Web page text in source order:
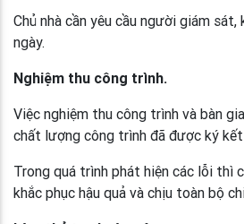
Chủ nhà cần yêu cầu người giám sát,
ngày.
Nghiệm thu công trình.
Việc nghiệm thu công trình và bàn
chất lượng công trình đã được ký
Trong quá trình phát hiện các lỗi thì
khắc phục hậu quả và chịu toàn bộ